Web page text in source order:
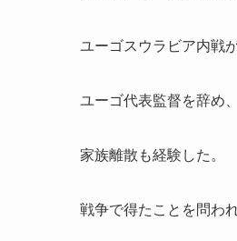
ユーゴスウラビア内戦
ユーゴ代表監督を辞め、
家族離散も経験した。
戦争で得たことを問わ